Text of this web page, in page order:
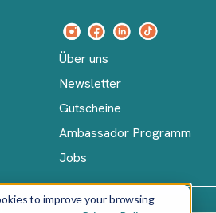
to improve your browsing
Über uns
Newsletter
Gutscheine
Ambassador Programm
Jobs